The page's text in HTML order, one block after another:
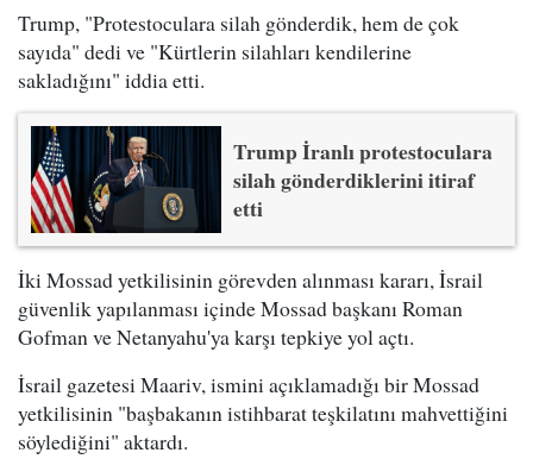
Trump, "Protestoculara silah gönderdik, hem de çok
sayıda" dedi ve "Kürtlerin silahları kendilerine
sakladığını" iddia etti.
Trump İranlı protestoculara
silah gönderdiklerini itiraf
etti
İki Mossad yetkilisinin görevden alınması kararı, İsrail
güvenlik yapılanması içinde Mossad başkanı Roman
Gofman ve Netanyahu'ya karşı tepkiye yol açtı.
İsrail gazetesi Maariv, ismini açıklamadığı bir Mossad
yetkilisinin "başbakanın istihbarat teşkilatını mahvettiğini
söylediğini" aktardı.